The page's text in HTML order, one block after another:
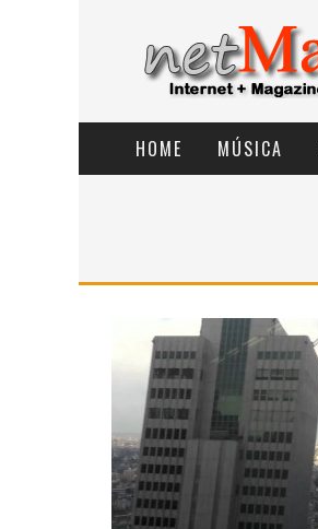
HOME MÚSICA